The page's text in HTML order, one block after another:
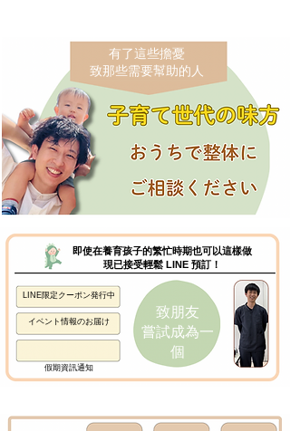
有了這些擔憂
致那些需要幫助的人
即使在養育孩子的繁忙時期也可以這樣做
現已接受輕鬆 LINE 預訂！
​LINE限定クーポン発行中
致朋友
嘗試成為一
個
​イベント情報のお届け
假期資訊通知